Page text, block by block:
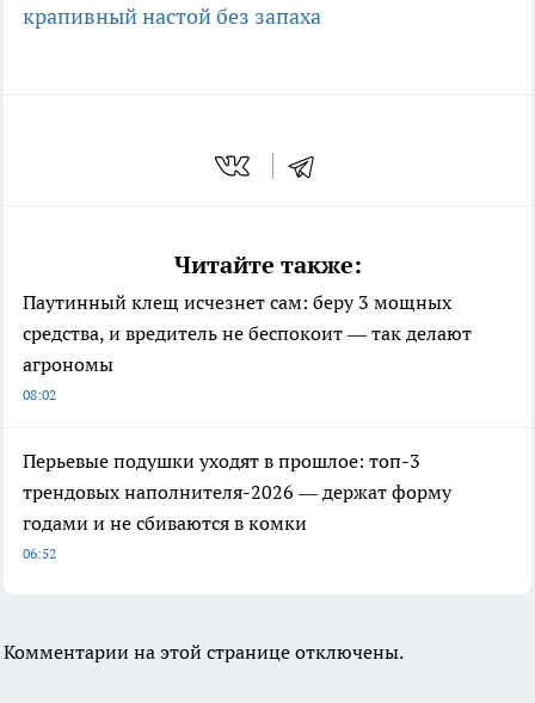
крапивный настой без запаха
Читайте также:
Паутинный клещ исчезнет сам: беру 3 мощных
средства, и вредитель не беспокоит — так делают
агрономы
08:02
Перьевые подушки уходят в прошлое: топ-3
трендовых наполнителя-2026 — держат форму
годами и не сбиваются в комки
06:52
Комментарии на этой странице отключены.